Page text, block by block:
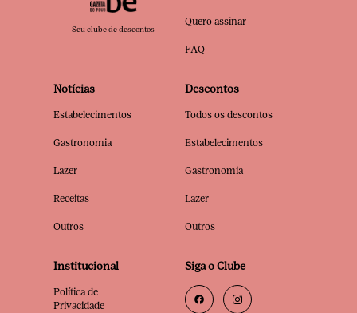
Seu clube de descontos
Quero assinar
FAQ
Notícias
Estabelecimentos
Gastronomia
Lazer
Receitas
Outros
Descontos
Todos os descontos
Estabelecimentos
Gastronomia
Lazer
Outros
Institucional
Política de
Privacidade
Siga o Clube